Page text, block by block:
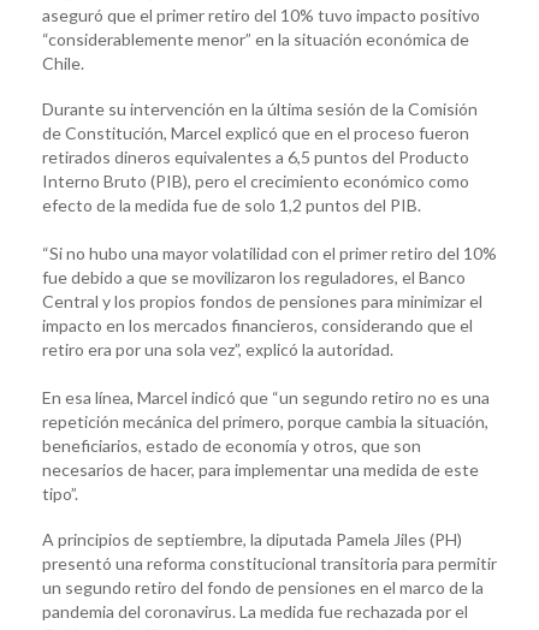
aseguró que el primer retiro del 10% tuvo impacto positivo
“considerablemente menor” en la situación económica de
Chile.
Durante su intervención en la última sesión de la Comisión
de Constitución, Marcel explicó que en el proceso fueron
retirados dineros equivalentes a 6,5 puntos del Producto
Interno Bruto (PIB), pero el crecimiento económico como
efecto de la medida fue de solo 1,2 puntos del PIB.
“Si no hubo una mayor volatilidad con el primer retiro del 10%
fue debido a que se movilizaron los reguladores, el Banco
Central y los propios fondos de pensiones para minimizar el
impacto en los mercados financieros, considerando que el
retiro era por una sola vez”, explicó la autoridad.
En esa línea, Marcel indicó que “un segundo retiro no es una
repetición mecánica del primero, porque cambia la situación,
beneficiarios, estado de economía y otros, que son
necesarios de hacer, para implementar una medida de este
tipo”.
A principios de septiembre, la diputada Pamela Jiles (PH)
presentó una reforma constitucional transitoria para permitir
un segundo retiro del fondo de pensiones en el marco de la
pandemia del coronavirus. La medida fue rechazada por el